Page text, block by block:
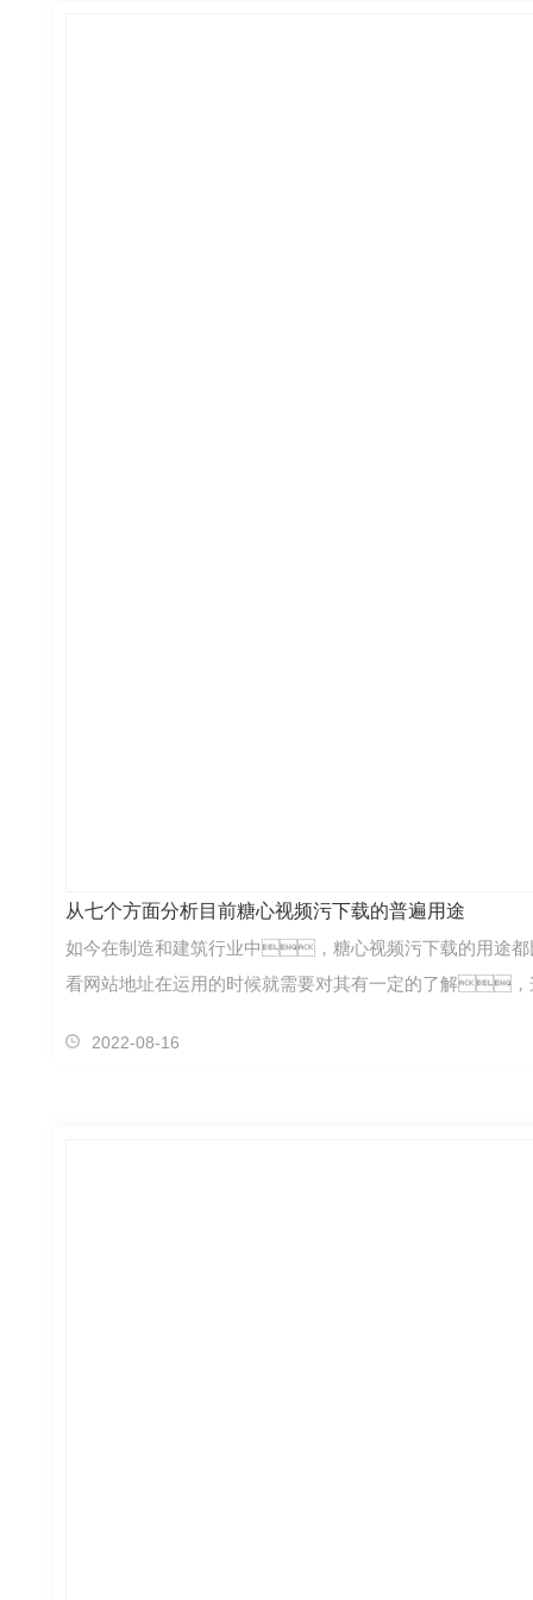
从七个方面分析目前糖心视频污下载的普遍用途
如今在制造和建筑行业中，糖心视频污下载的用
看网站地址在运用的时候就需要对其有一定的了解
2022-08-16